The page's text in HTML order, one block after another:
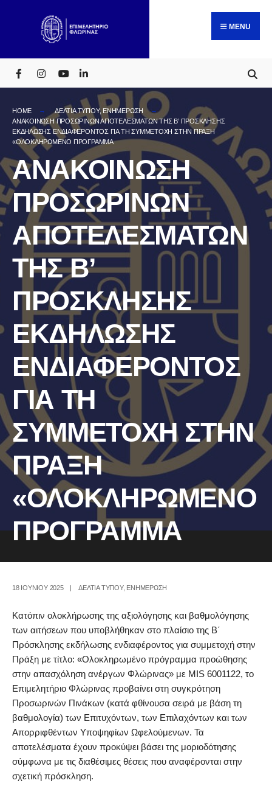
MENU
HOME ΔΕΛΤΙΑ ΤΥΠΟΥ, ΕΝΗΜΕΡΩΣΗ
ΑΝΑΚΟΙΝΩΣΗ ΠΡΟΣΩΡΙΝΩΝ ΑΠΟΤΕΛΕΣΜΑΤΩΝ ΤΗΣ Β’ ΠΡΟΣΚΛΗΣΗΣ
ΕΚΔΗΛΩΣΗΣ ΕΝΔΙΑΦΕΡΟΝΤΟΣ ΓΙΑ ΤΗ ΣΥΜΜΕΤΟΧΗ ΣΤΗΝ ΠΡΑΞΗ
«ΟΛΟΚΛΗΡΩΜΕΝΟ ΠΡΟΓΡΑΜΜΑ
ΑΝΑΚΟΙΝΩΣΗ
ΠΡΟΣΩΡΙΝΩΝ
ΑΠΟΤΕΛΕΣΜΑΤΩΝ
ΤΗΣ Β’
ΠΡΟΣΚΛΗΣΗΣ
ΕΚΔΗΛΩΣΗΣ
ΕΝΔΙΑΦΕΡΟΝΤΟΣ
ΓΙΑ ΤΗ
ΣΥΜΜΕΤΟΧΗ ΣΤΗΝ
ΠΡΑΞΗ
«ΟΛΟΚΛΗΡΩΜΕΝΟ
ΠΡΟΓΡΑΜΜΑ
18 ΙΟΥΝΊΟΥ 2025 | ΔΕΛΤΙΑ ΤΥΠΟΥ, ΕΝΗΜΕΡΩΣΗ
Κατόπιν ολοκλήρωσης της αξιολόγησης και βαθμολόγησης
των αιτήσεων που υποβλήθηκαν στο πλαίσιο της Β΄
Πρόσκλησης εκδήλωσης ενδιαφέροντος για συμμετοχή στην
Πράξη με τίτλο: «Ολοκληρωμένο πρόγραμμα προώθησης
στην απασχόληση ανέργων Φλώρινας» με MIS 6001122, το
Επιμελητήριο Φλώρινας προβαίνει στη συγκρότηση
Προσωρινών Πινάκων (κατά φθίνουσα σειρά με βάση τη
βαθμολογία) των Επιτυχόντων, των Επιλαχόντων και των
Απορριφθέντων Υποψηφίων Ωφελούμενων. Τα
αποτελέσματα έχουν προκύψει βάσει της μοριοδότησης
σύμφωνα με τις διαθέσιμες θέσεις που αναφέρονται στην
σχετική πρόσκληση.